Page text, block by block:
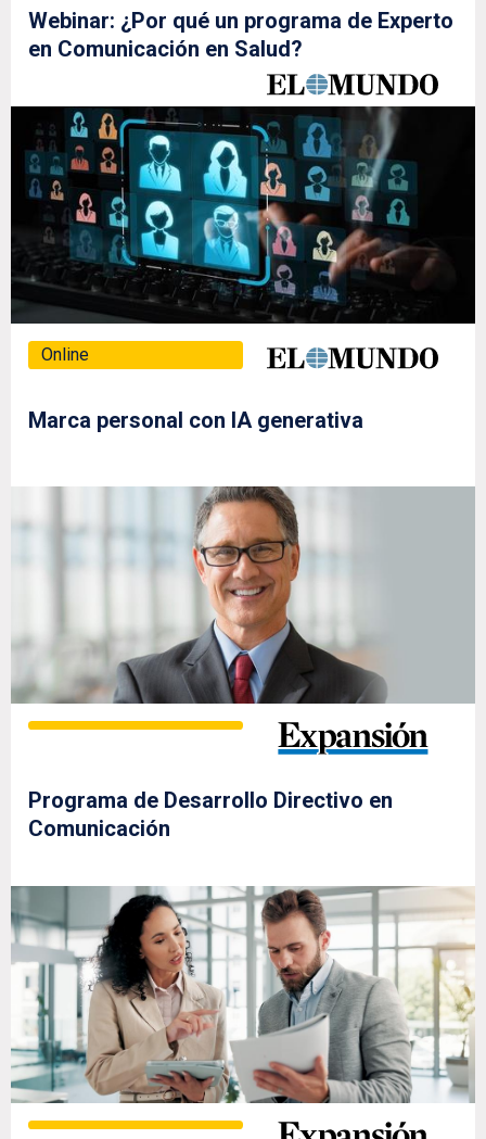
Webinar: ¿Por qué un programa de Experto
en Comunicación en Salud?
Online
Marca personal con IA generativa
Programa de Desarrollo Directivo en
Comunicación